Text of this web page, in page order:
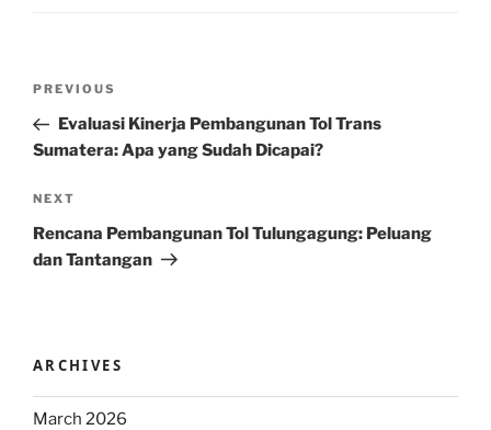
Previous
Post
PREVIOUS
Evaluasi Kinerja Pembangunan Tol Trans
Sumatera: Apa yang Sudah Dicapai?
Next
Post
NEXT
Rencana Pembangunan Tol Tulungagung: Peluang
dan Tantangan
ARCHIVES
March 2026